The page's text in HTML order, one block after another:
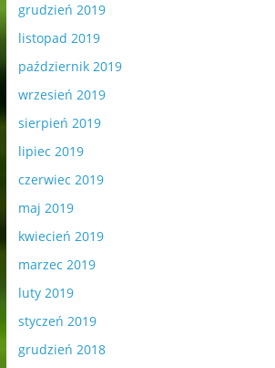
grudzień 2019
listopad 2019
październik 2019
wrzesień 2019
sierpień 2019
lipiec 2019
czerwiec 2019
maj 2019
kwiecień 2019
marzec 2019
luty 2019
styczeń 2019
grudzień 2018